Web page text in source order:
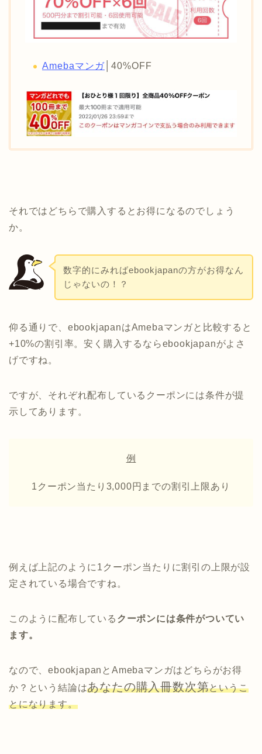
Amebaマンガ │40%OFF
それではどちらで購入するとお得になるのでしょう
か。
数字的にみればebookjapanの方がお得なん
じゃないの！？
仰る通りで、ebookjapanはAmebaマンガと比較すると
+10%の割引率。安く購入するならebookjapanがよさ
げですね。
ですが、それぞれ配布しているクーポンには条件が提
示してあります。
例
1クーポン当たり3,000円までの割引上限あり
例えば上記のように1クーポン当たりに割引の上限が設
定されている場合ですね。
このように配布している クーポンには条件がついてい
ます。
なので、ebookjapanとAmebaマンガはどちらがお得
か？という結論はあなたの購入冊数次第というこ
とになります。